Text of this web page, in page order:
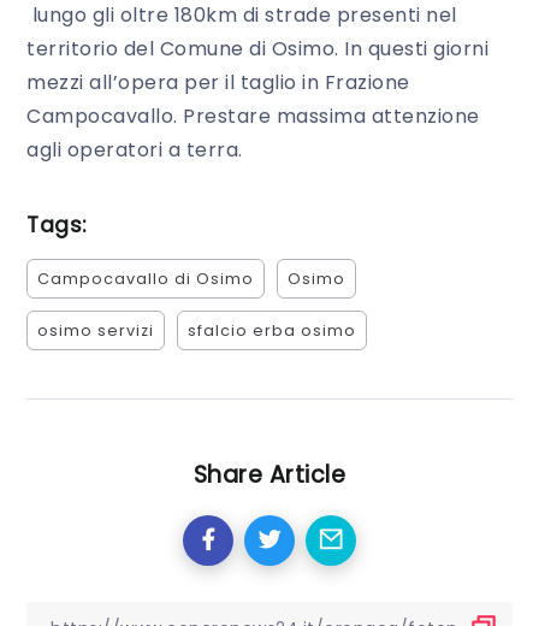
lungo gli oltre 180km di strade presenti nel
territorio del Comune di Osimo. In questi giorni
mezzi all’opera per il taglio in Frazione
Campocavallo. Prestare massima attenzione
agli operatori a terra.
Tags:
Campocavallo di Osimo Osimo
osimo servizi sfalcio erba osimo
Share Article